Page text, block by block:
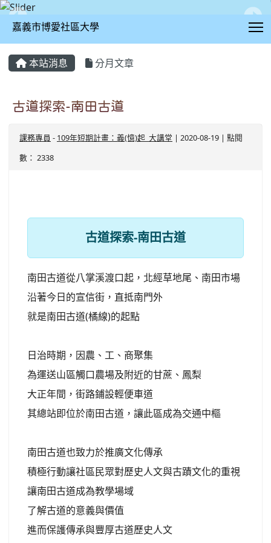
嘉義市博愛社區大學
本站消息 分月文章
古道探索-南田古道
課務專員 - 109年短期計畫：義(憶)起_大講堂 | 2020-08-19 | 點閱
數： 2338
古道探索-南田古道
南田古道從八掌溪渡口起，北經草地尾、南田市場
沿著今日的宣信街，直抵南門外
就是南田古道(橘線)的起點
日治時期，因農、工、商聚集
為運送山區觸口農場及附近的甘蔗、鳳梨
大正年間，街路鋪設輕便車道
其總站即位於南田古道，讓此區成為交通中樞
南田古道也致力於推廣文化傳承
積極行動讓社區民眾對歷史人文與古蹟文化的重視
讓南田古道成為教學場域
了解古道的意義與價值
進而保護傳承與豐厚古道歷史人文